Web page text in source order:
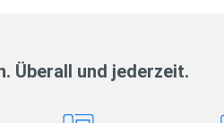
Überall und jederzeit.